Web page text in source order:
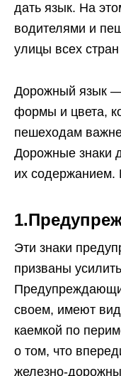
дать язык. На
водителями и
улицы всех
Дорожный язык —
формы и цвета,
пешеходам
Дорожные знаки
их содержанием.
Эти знаки
призваны
своем, имеют вид
каемкой по
о том, что
железно-